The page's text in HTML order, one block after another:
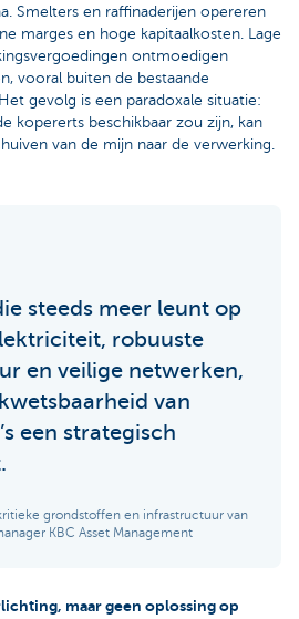
Smelters en raffinaderijen opereren
marges en hoge kapitaalkosten. Lage
ontmoedigen
vooral buiten de bestaande
gevolg is een paradoxale situatie:
kopererts beschikbaar zou zijn, kan
van de mijn naar de verwerking.
steeds meer leunt op
robuuste
en veilige netwerken,
van
een strategisch
grondstoffen en infrastructuur van
KBC Asset Management
maar geen oplossing op